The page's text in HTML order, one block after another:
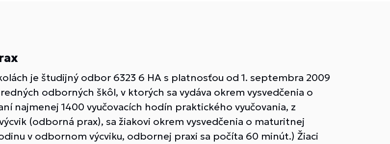
je študijný odbor 6323 6 HA s platnosťou od 1. septembra 2009
odborných škôl, v ktorých sa vydáva okrem vysvedčenia o
najmenej 1400 vyučovacích hodín praktického vyučovania, z
(odborná prax), sa žiakovi okrem vysvedčenia o maturitnej
v odbornom výcviku, odbornej praxi sa počíta 60 minút.) Žiaci